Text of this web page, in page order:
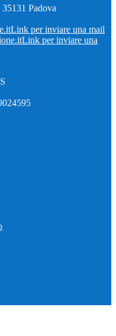
Padova
Link per inviare una mail
Link per inviare una